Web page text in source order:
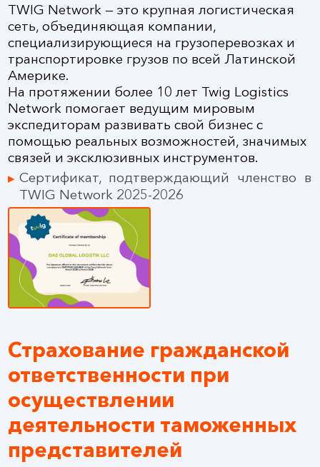
TWIG Network — это крупная логистическая
сеть, объединяющая компании,
специализирующиеся на грузоперевозках и
транспортировке грузов по всей Латинской
Америке.
На протяжении более 10 лет Twig Logistics
Network помогает ведущим мировым
экспедиторам развивать свой бизнес с
помощью реальных возможностей, значимых
связей и эксклюзивных инструментов.
Сертификат, подтверждающий членство в
TWIG Network 2025-2026
Страхование гражданской
ответственности при
осуществлении
деятельности таможенных
представителей